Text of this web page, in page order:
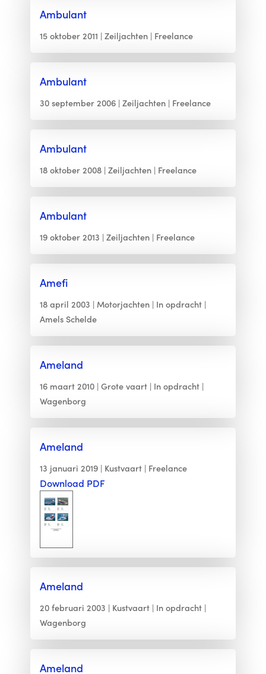
Ambulant
15 oktober 2011 Zeiljachten Freelance
Ambulant
30 september 2006 Zeiljachten Freelance
Ambulant
18 oktober 2008 Zeiljachten Freelance
Ambulant
19 oktober 2013 Zeiljachten Freelance
Amefi
18 april 2003 Motorjachten
In opdracht
Amels Schelde
Ameland
16 maart 2010 Grote vaart
In opdracht
Wagenborg
Ameland
13 januari 2019 Kustvaart Freelance
Download PDF
Ameland
20 februari 2003 Kustvaart
In opdracht
Wagenborg
Ameland